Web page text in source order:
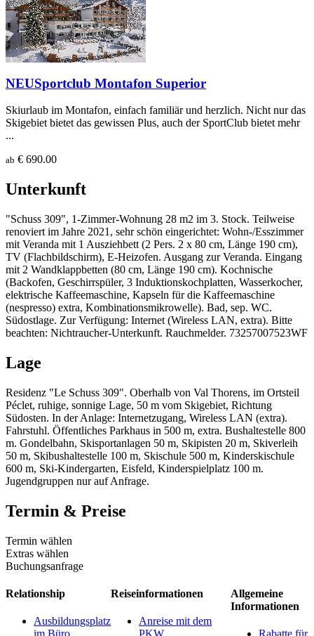
NEUSportclub Montafon Superior
Skiurlaub im Montafon, einfach familiär und herzlich. Nicht nur das
Skigebiet bietet das gewissen Plus, auch der SportClub bietet mehr
...
ab € 690.00
Unterkunft
"Schuss 309", 1-Zimmer-Wohnung 28 m2 im 3. Stock. Teilweise
renoviert im Jahre 2021, sehr schön eingerichtet: Wohn-/Esszimmer
mit Veranda mit 1 Ausziehbett (2 Pers. 2 x 80 cm, Länge 190 cm),
TV (Flachbildschirm), E-Heizofen. Ausgang zur Veranda. Eingang
mit 2 Wandklappbetten (80 cm, Länge 190 cm). Kochnische
(Backofen, Geschirrspüler, 3 Induktionskochplatten, Wasserkocher,
elektrische Kaffeemaschine, Kapseln für die Kaffeemaschine
(nespresso) extra, Kombinationsmikrowelle). Bad, sep. WC.
Südostlage. Zur Verfügung: Internet (Wireless LAN, extra). Bitte
beachten: Nichtraucher-Unterkunft. Rauchmelder. 73257007523WF
Lage
Residenz "Le Schuss 309". Oberhalb von Val Thorens, im Ortsteil
Péclet, ruhige, sonnige Lage, 50 m vom Skigebiet, Richtung
Südosten. In der Anlage: Internetzugang, Wireless LAN (extra).
Fahrstuhl. Öffentliches Parkhaus in 500 m, extra. Bushaltestelle 800
m. Gondelbahn, Skisportanlagen 50 m, Skipisten 20 m, Skiverleih
50 m, Skibushaltestelle 100 m, Skischule 500 m, Kinderskischule
600 m, Ski-Kindergarten, Eisfeld, Kinderspielplatz 100 m.
Jugendgruppen nur auf Anfrage.
Termin & Preise
Termin wählen
Extras wählen
Buchungsanfrage
Relationship
Ausbildungsplatz
Reiseinformationen
Anreise mit dem
Allgemeine
Informationen